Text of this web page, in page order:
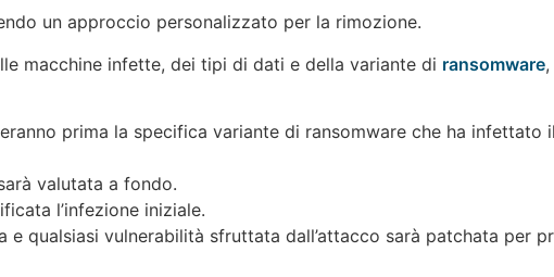
un approccio personalizzato per la rimozione.
macchine infette, dei tipi di dati e della variante di ransomware
prima la specifica variante di ransomware che ha infettato
valutata a fondo.
l’infezione iniziale.
e qualsiasi vulnerabilità sfruttata dall’attacco sarà patchata per